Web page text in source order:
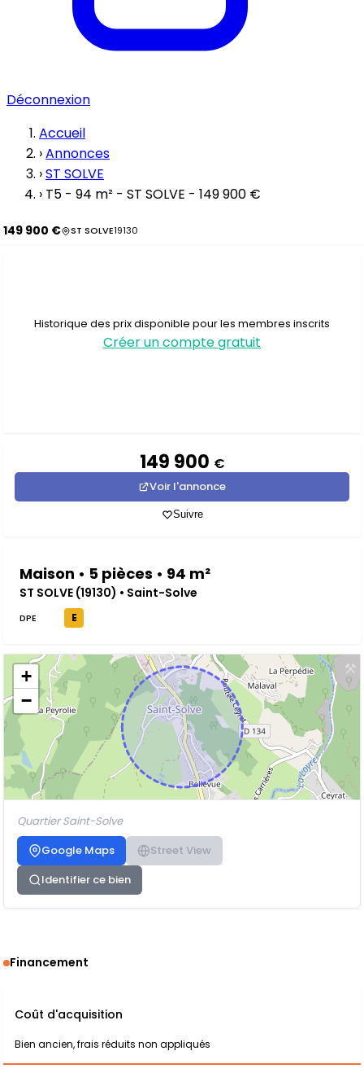
Déconnexion
Accueil
›Annonces
›ST SOLVE
› T5 - 94 m² - ST SOLVE - 149 900 €
149 900 € ST SOLVE19130
Historique des prix disponible pour les membres inscrits
Créer un compte gratuit
149 900 €
Voir l'annonce
Suivre
Maison • 5 pièces • 94 m²
ST SOLVE (19130) • Saint-Solve
DPE E
+
−
Quartier Saint-Solve
Google Maps
Street View
Identifier ce bien
Financement
Coût d'acquisition
Bien ancien, frais réduits non appliqués